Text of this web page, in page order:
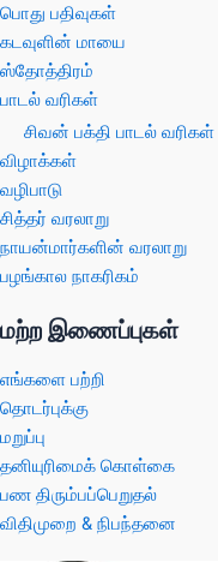
பொது பதிவுகள்
கடவுளின் மாயை
ஸ்தோத்திரம்
பாடல் வரிகள்
சிவன் பக்தி பாடல் வரிகள்
விழாக்கள்
வழிபாடு
சித்தர் வரலாறு
நாயன்மார்களின் வரலாறு
பழங்கால நாகரிகம்
மற்ற இணைப்புகள்
எங்களை பற்றி
தொடர்புக்கு
மறுப்பு
தனியுரிமைக் கொள்கை
பண திரும்பப்பெறுதல்
விதிமுறை & நிபந்தனை